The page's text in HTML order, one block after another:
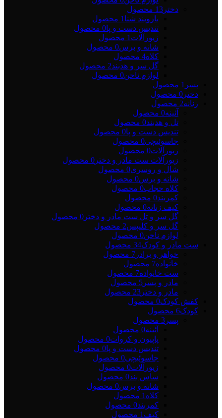
دختر 13 محصول
بازوبند شنا 1 محصول
تندیس دست و پا0 محصول
زیورآلات 1 محصول
شانه و برس0 محصول
کلاه4 محصول
گل سر و هدبند2 محصول
لوازم ناخن0 محصول
پسر 1 محصول
دختر 0 محصول
زنانه2 محصول
آئینه0 محصول
تل و هدبند0 محصول
تندیس دست و پا0 محصول
جاسوئیچی0 محصول
زیورآلات0 محصول
زیورآلات ست مادر و دختر 0 محصول
شال و روسری0 محصول
شانه و برس0 محصول
کلاه حجاب0 محصول
کمربند0 محصول
کیف زنانه0 محصول
گل سر و تل ست مادر و دختر 0 محصول
گل سر و کلیپس2 محصول
لوازم ناخن0 محصول
ست مادر و کودک34 محصول
خواهر و برادر 7 محصول
خانواده7 محصول
ست خانواده7 محصول
مادر و پسر 5 محصول
مادر و دختر 23 محصول
کفش کودک0 محصول
کودک6 محصول
پسر 3 محصول
آئینه0 محصول
پاپیون و کروات0 محصول
تندیس دست و پا0 محصول
جاسوئیچی0 محصول
زیورآلات0 محصول
ساس بند0 محصول
شانه و برس0 محصول
کلاه 1 محصول
کمربند0 محصول
کیف 1 محصول